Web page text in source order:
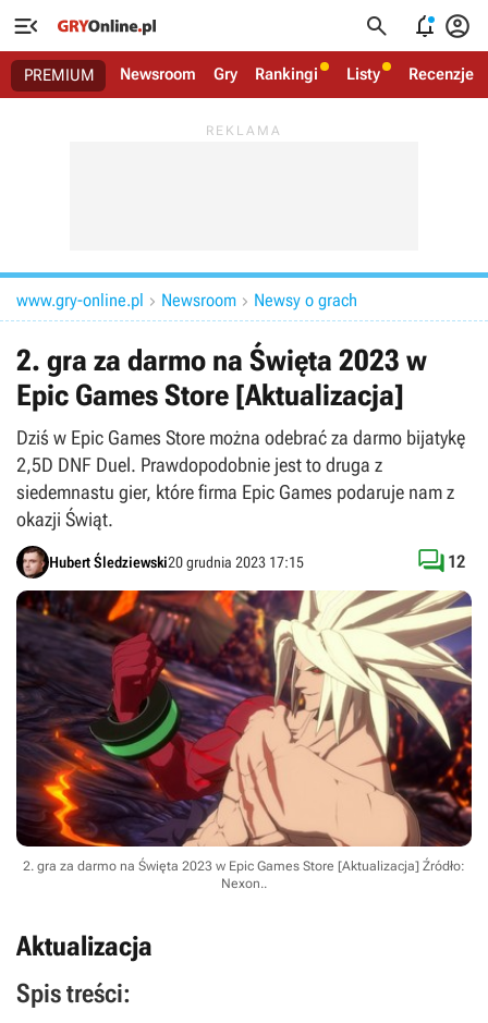
   
PREMIUM Newsroom Gry Rankingi Listy Recenzje
www.gry-online.pl  Newsroom  Newsy o grach
2. gra za darmo na Święta 2023 w
Epic Games Store [Aktualizacja]
Dziś w Epic Games Store można odebrać za darmo bijatykę
2,5D DNF Duel. Prawdopodobnie jest to druga z
siedemnastu gier, które firma Epic Games podaruje nam z
okazji Świąt.
Hubert Śledziewski20 grudnia 2023 17:15  12
2. gra za darmo na Święta 2023 w Epic Games Store [Aktualizacja] Źródło:
Nexon..
Aktualizacja
Spis treści: